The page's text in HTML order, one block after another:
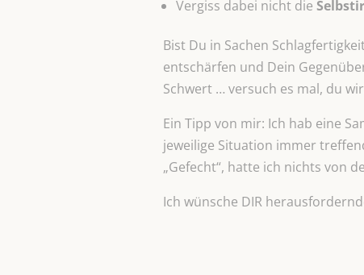
Vergiss dabei nicht die
Bist Du in Sachen
entschärfen und Dein
Schwert … versuch es mal, du
Ein Tipp von mir: Ich hab eine
jeweilige Situation immer
„Gefecht“, hatte ich nichts von
Ich wünsche DIR